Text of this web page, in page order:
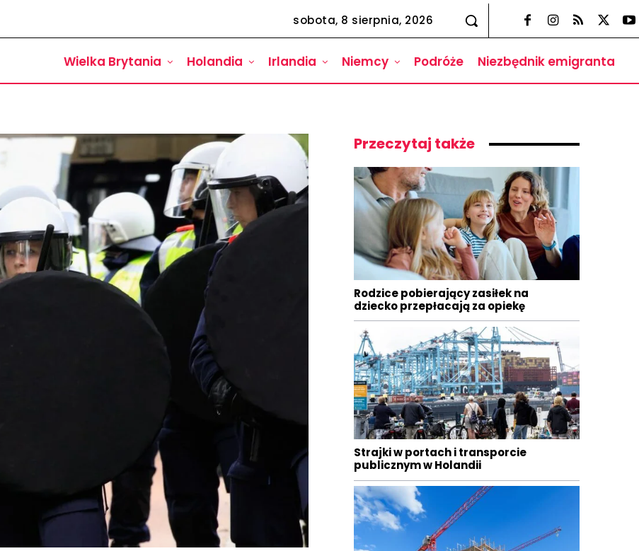
sobota, 8 sierpnia, 2026
Wielka Brytania Holandia Irlandia Niemcy Podróże Niezbędnik emigranta
Przeczytaj także
Rodzice pobierający zasiłek na
dziecko przepłacają za opiekę
Strajki w portach i transporcie
publicznym w Holandii